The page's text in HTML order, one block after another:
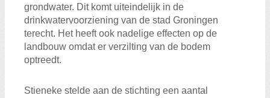
grondwater. Dit komt uiteindelijk in de
drinkwatervoorziening van de stad Groningen
terecht. Het heeft ook nadelige effecten op de
landbouw omdat er verzilting van de bodem
optreedt.
Stieneke stelde aan de stichting een aantal